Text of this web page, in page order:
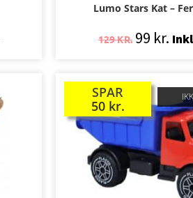
Lumo Stars Kat –
129KR. 99 kr.
SPAR
50 kr.
TILBUD!